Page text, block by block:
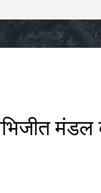
टेक – ऑटो राज्य
मंडल